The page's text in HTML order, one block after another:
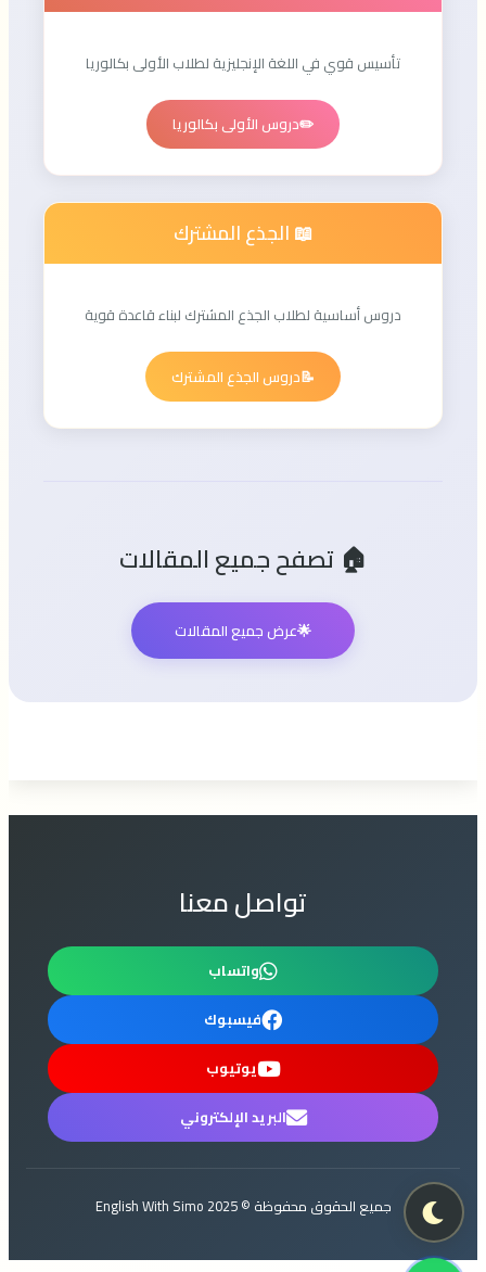
تأسيس قوي في اللغة الإنجليزية لطلاب الأولى بكالوريا
✏️دروس الأولى بكالوريا
📖 الجذع المشترك
دروس أساسية لطلاب الجذع المشترك لبناء قاعدة قوية
📝دروس الجذع المشترك
🏠 تصفح جميع المقالات
🌟عرض جميع المقالات
تواصل معنا
واتساب
فيسبوك
يوتيوب
البريد الإلكتروني
جميع الحقوق محفوظة © 2025 English With Simo